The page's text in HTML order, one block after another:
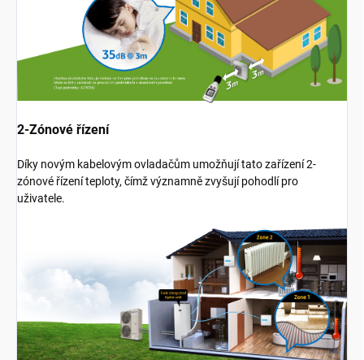
2-Zónové řízení
Díky novým kabelovým ovladačům umožňují tato zařízení 2-
zónové řízení teploty, čímž významně zvyšují pohodlí pro
uživatele.